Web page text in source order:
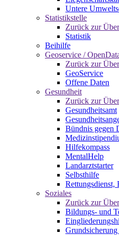
Untere
Statistikstelle
Zurück zur
Statistik
Beihilfe
Geoservice /
Zurück zur
GeoService
Offene Daten
Gesundheit
Zurück zur
Gesundheitsamt
Bündnis gegen
Hilfekompass
MentalHelp
Landarztstarter
Selbsthilfe
Rettungsdienst,
Soziales
Zurück zur
Bildungs- und